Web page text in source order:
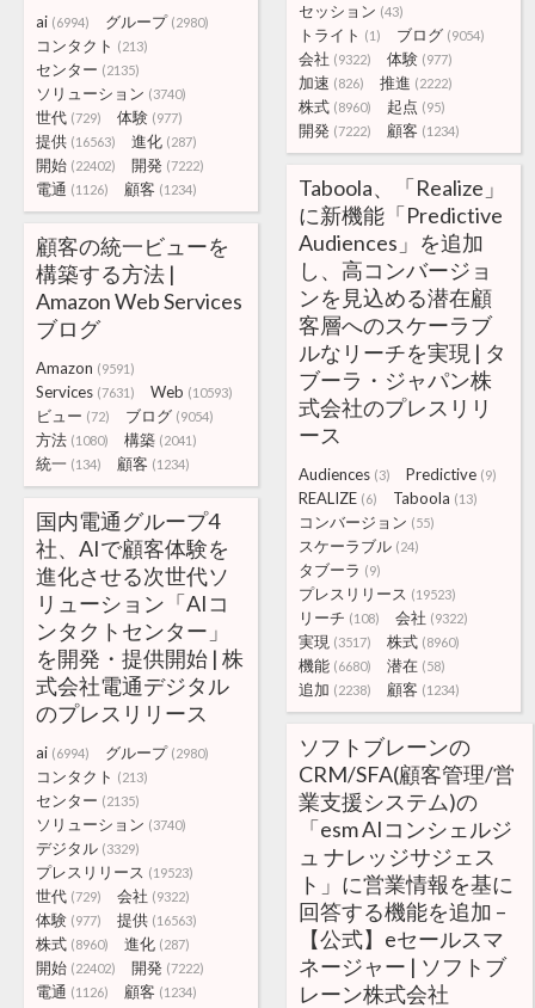
セッション (43)
トライト (1) ブログ (9054)
会社 (9322) 体験 (977)
加速 (826) 推進 (2222)
株式 (8960) 起点 (95)
開発 (7222) 顧客 (1234)
ai (6994) グループ (2980)
コンタクト (213)
センター (2135)
ソリューション (3740)
世代 (729) 体験 (977)
提供 (16563) 進化 (287)
開始 (22402) 開発 (7222)
電通 (1126) 顧客 (1234)
Taboola、「Realize」
に新機能「Predictive
Audiences」を追加
し、高コンバージョ
ンを見込める潜在顧
客層へのスケーラブ
ルなリーチを実現 | タ
ブーラ・ジャパン株
式会社のプレスリリ
ース
Audiences (3) Predictive (9)
REALIZE (6) Taboola (13)
コンバージョン (55)
スケーラブル (24)
タブーラ (9)
プレスリリース (19523)
リーチ (108) 会社 (9322)
実現 (3517) 株式 (8960)
機能 (6680) 潜在 (58)
追加 (2238) 顧客 (1234)
顧客の統一ビューを
構築する方法 |
Amazon Web Services
ブログ
Amazon (9591)
Services (7631) Web (10593)
ビュー (72) ブログ (9054)
方法 (1080) 構築 (2041)
統一 (134) 顧客 (1234)
国内電通グループ4
社、AIで顧客体験を
進化させる次世代ソ
リューション「AIコ
ンタクトセンター」
を開発・提供開始 | 株
式会社電通デジタル
のプレスリリース
ai (6994) グループ (2980)
コンタクト (213)
センター (2135)
ソリューション (3740)
デジタル (3329)
プレスリリース (19523)
世代 (729) 会社 (9322)
体験 (977) 提供 (16563)
株式 (8960) 進化 (287)
開始 (22402) 開発 (7222)
電通 (1126) 顧客 (1234)
ソフトブレーンの
CRM/SFA(顧客管理/営
業支援システム)の
「esm AIコンシェルジ
ュ ナレッジサジェス
ト」に営業情報を基に
回答する機能を追加 –
【公式】eセールスマ
ネージャー | ソフトブ
レーン株式会社